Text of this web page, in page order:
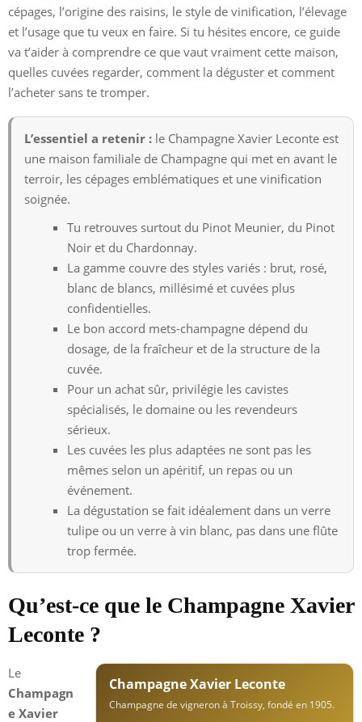
cépages, l’origine des raisins, le style de vinification, l’élevage
et l’usage que tu veux en faire. Si tu hésites encore, ce guide
va t’aider à comprendre ce que vaut vraiment cette maison,
quelles cuvées regarder, comment la déguster et comment
l’acheter sans te tromper.
L’essentiel a retenir : le Champagne Xavier Leconte est
une maison familiale de Champagne qui met en avant le
terroir, les cépages emblématiques et une vinification
soignée.
Tu retrouves surtout du Pinot Meunier, du Pinot
Noir et du Chardonnay.
La gamme couvre des styles variés : brut, rosé,
blanc de blancs, millésimé et cuvées plus
confidentielles.
Le bon accord mets-champagne dépend du
dosage, de la fraîcheur et de la structure de la
cuvée.
Pour un achat sûr, privilégie les cavistes
spécialisés, le domaine ou les revendeurs
sérieux.
Les cuvées les plus adaptées ne sont pas les
mêmes selon un apéritif, un repas ou un
événement.
La dégustation se fait idéalement dans un verre
tulipe ou un verre à vin blanc, pas dans une flûte
trop fermée.
Qu’est-ce que le Champagne Xavier
Leconte ?
Champagne Xavier Leconte
Champagne de vigneron à Troissy, fondé en 1905.
Le
Champagn
e Xavier